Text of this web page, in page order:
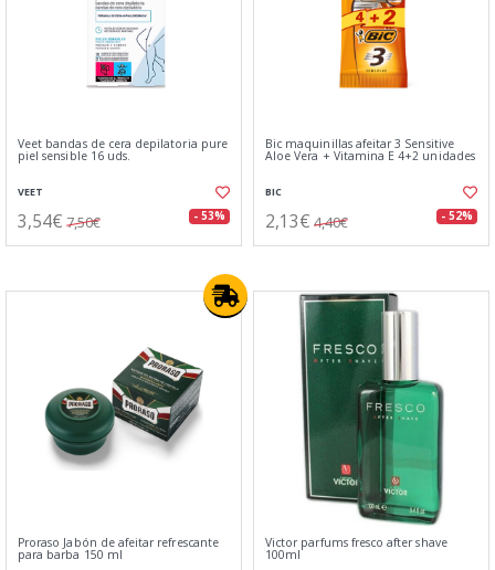
Veet bandas de cera depilatoria pure
piel sensible 16 uds.
VEET
3,54€ 7,50€ - 53%
Bic maquinillas afeitar 3 Sensitive
Aloe Vera + Vitamina E 4+2 unidades
BIC
2,13€ 4,40€ - 52%
Proraso Jabón de afeitar refrescante
para barba 150 ml
Victor parfums fresco after shave
100ml